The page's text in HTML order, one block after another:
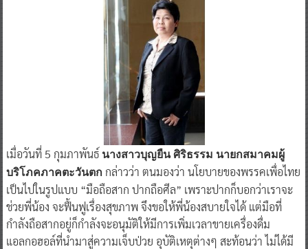
เมื่อวันที่ 5 กุมภาพันธ์ นางสาวบุญยืน ศิริธรรม นายกสมาคมผู้
บริโภคภาคตะวันตก กล่าวว่า ตนมองว่า นโยบายของพรรคเพื่อไทย
เป็นไปในรูปแบบ “มือถือสาก ปากถือศีล” เพราะปากก็บอกว่าเราจะ
ช่วยพี่น้อง จะฟื้นฟูเรื่องสุขภาพ จึงขอให้พี่น้องสบายใจได้ แต่มือที่
กำลังถือสากอยู่ก็กำลังจะอนุมัติให้มีการเพิ่มเวลาขายเครื่องดื่ม
แอลกอฮอล์ที่นำมาสู่ความเจ็บป่วย อุบัติเหตุต่างๆ สะท้อนว่า ไม่ได้มี